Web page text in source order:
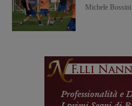
Michele Bossini